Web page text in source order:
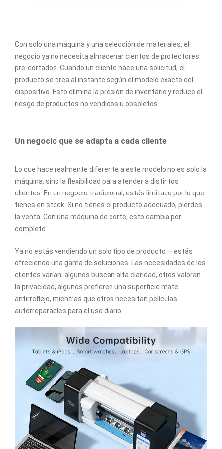
Con solo una máquina y una selección de materiales, el
negocio ya no necesita almacenar cientos de protectores
pre-cortados. Cuando un cliente hace una solicitud, el
producto se crea al instante según el modelo exacto del
dispositivo. Esto elimina la presión de inventario y reduce el
riesgo de productos no vendidos u obsoletos.
Un negocio que se adapta a cada cliente
Lo que hace realmente diferente a este modelo no es solo la
máquina, sino la flexibilidad para atender a distintos
clientes. En un negocio tradicional, estás limitado por lo que
tienes en stock. Si no tienes el producto adecuado, pierdes
la venta. Con una máquina de corte, esto cambia por
completo.
Ya no estás vendiendo un solo tipo de producto — estás
ofreciendo una gama de soluciones. Las necesidades de los
clientes varían: algunos buscan alta claridad, otros valoran
la privacidad, algunos prefieren una superficie mate
antirreflejo, mientras que otros necesitan películas
autorreparables para el uso diario.